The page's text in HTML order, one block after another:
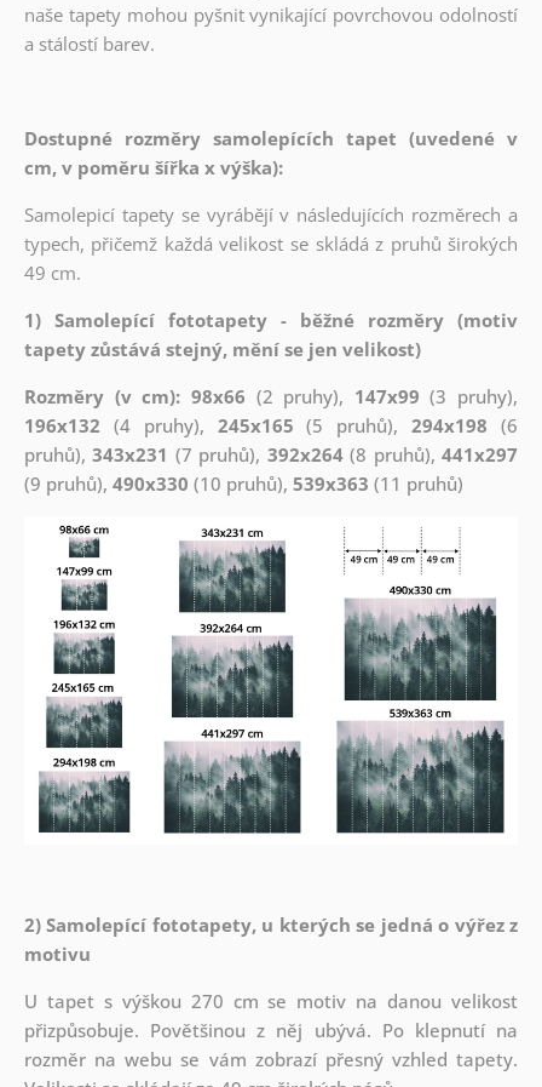
naše tapety mohou pyšnit vynikající povrchovou odolností
a stálostí barev.
Dostupné rozměry samolepících tapet (uvedené v
cm, v poměru šířka x výška):
Samolepicí tapety se vyrábějí v následujících rozměrech a
typech, přičemž každá velikost se skládá z pruhů širokých
49 cm.
1) Samolepící fototapety - běžné rozměry (motiv
tapety zůstává stejný, mění se jen velikost)
Rozměry (v cm): 98x66 (2 pruhy), 147x99 (3 pruhy),
196x132 (4 pruhy), 245x165 (5 pruhů),294x198 (6
pruhů),343x231 (7 pruhů), 392x264(8 pruhů),441x297
(9 pruhů), 490x330 (10 pruhů), 539x363 (11 pruhů)
2) Samolepící fototapety, u kterých se jedná o výřez z
motivu
U tapet s výškou 270 cm se motiv na danou velikost
přizpůsobuje. Povětšinou z něj ubývá. Po klepnutí na
rozměr na webu se vám zobrazí přesný vzhled tapety.